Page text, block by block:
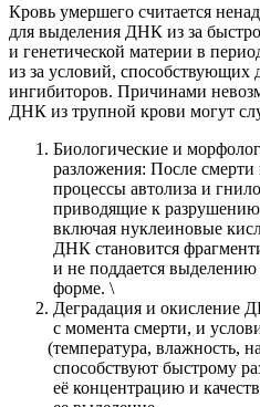
Кровь умершего считается
для выделения ДНК из за
и генетической материи в
из за условий,
ингибиторов. Причинами
ДНК из трупной крови могут
Биологические и
разложения: После смерти
процессы автолиза и
приводящие к
включая нуклеиновые
ДНК становится
и не поддается
форме. \
Деградация и окисление
с момента смерти, и
(температура, влажность,
способствуют быстрому
её концентрацию и